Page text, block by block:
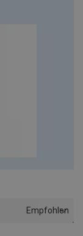
Empfohlen